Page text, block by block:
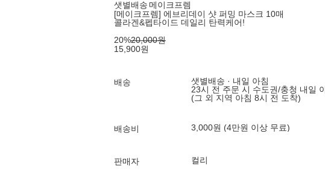
샛별배송메이크프렘
[메이크프렘] 에브리데이 샷 퍼밍 마스크 10매
콜라겐&펩타이드 데일리 탄력케어!
20%20,000원
15,900원
배송
샛별배송 · 내일 아침
23시 전 주문 시 수도권/충청 내일
(그 외 지역 아침 8시 전 도착)
배송비 3,000원 (4만원 이상 무료)
판매자 컬리